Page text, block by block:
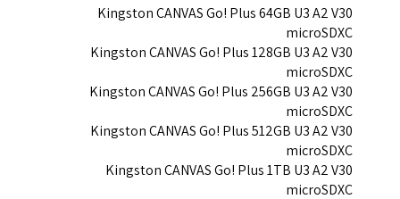
Kingston CANVAS Go! Plus 64GB U3 A2 V30
microSDXC
Kingston CANVAS Go! Plus 128GB U3 A2 V30
microSDXC
Kingston CANVAS Go! Plus 256GB U3 A2 V30
microSDXC
Kingston CANVAS Go! Plus 512GB U3 A2 V30
microSDXC
Kingston CANVAS Go! Plus 1TB U3 A2 V30
microSDXC